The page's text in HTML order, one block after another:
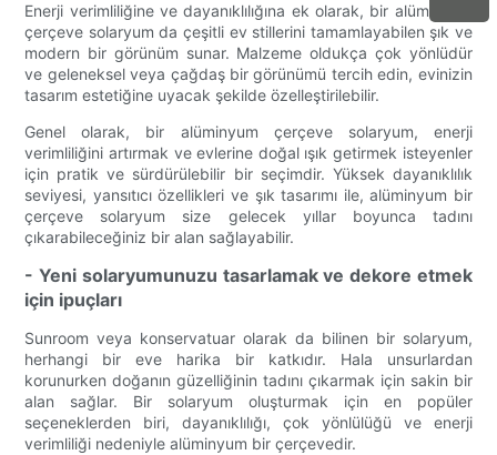
Enerji verimliliğine ve dayanıklılığına ek olarak, bir alüminyum
çerçeve solaryum da çeşitli ev stillerini tamamlayabilen şık ve
modern bir görünüm sunar. Malzeme oldukça çok yönlüdür
ve geleneksel veya çağdaş bir görünümü tercih edin, evinizin
tasarım estetiğine uyacak şekilde özelleştirilebilir.
Genel olarak, bir alüminyum çerçeve solaryum, enerji
verimliliğini artırmak ve evlerine doğal ışık getirmek isteyenler
için pratik ve sürdürülebilir bir seçimdir. Yüksek dayanıklılık
seviyesi, yansıtıcı özellikleri ve şık tasarımı ile, alüminyum bir
çerçeve solaryum size gelecek yıllar boyunca tadını
çıkarabileceğiniz bir alan sağlayabilir.
- Yeni solaryumunuzu tasarlamak ve dekore etmek
için ipuçları
Sunroom veya konservatuar olarak da bilinen bir solaryum,
herhangi bir eve harika bir katkıdır. Hala unsurlardan
korunurken doğanın güzelliğinin tadını çıkarmak için sakin bir
alan sağlar. Bir solaryum oluşturmak için en popüler
seçeneklerden biri, dayanıklılığı, çok yönlülüğü ve enerji
verimliliği nedeniyle alüminyum bir çerçevedir.